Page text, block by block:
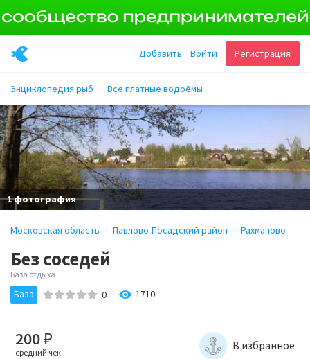
Регистрация
Войти
Добавить
Энциклопедия рыб Все платные водоёмы
1 фотография
Московская область Павлово-Посадский район Рахманово
Без соседей
База отдыха
База 0 1710
200₽
средний чек
В избранное